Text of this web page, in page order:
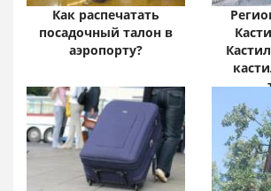
Как распечатать
посадочный талон в
аэропорту?